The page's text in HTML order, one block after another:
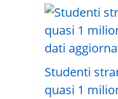
Studenti
quasi 1